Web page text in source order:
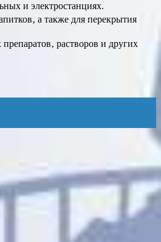
и электростанциях.
а также для перекрытия
растворов и других